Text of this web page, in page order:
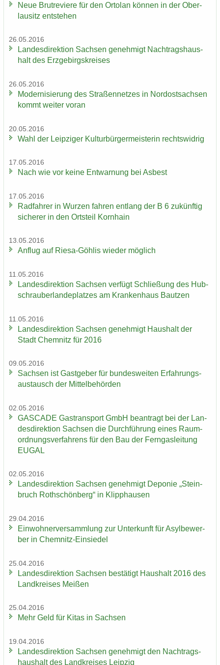
Neue Brut­re­vie­re für den Or­to­lan kön­nen in der Ober­
lau­sitz ent­ste­hen
26.05.2016
Lan­des­di­rek­ti­on Sach­sen ge­neh­migt Nach­trags­haus­
halt des Erz­ge­birgs­krei­ses
26.05.2016
Mo­der­ni­sie­rung des Stra­ßen­net­zes in Nord­ost­sach­sen
kommt wei­ter voran
20.05.2016
Wahl der Leip­zi­ger Kul­tur­bür­ger­meis­te­rin rechts­wid­rig
17.05.2016
Nach wie vor keine Ent­war­nung bei Asbest
17.05.2016
Rad­fah­rer in Wur­zen fah­ren ent­lang der B 6 zu­künf­tig
si­che­rer in den Orts­teil Korn­hain
13.05.2016
An­flug auf Riesa-​Göhlis wie­der mög­lich
11.05.2016
Lan­des­di­rek­ti­on Sach­sen ver­fügt Schlie­ßung des Hub­
schrau­ber­lan­de­plat­zes am Kran­ken­haus Baut­zen
11.05.2016
Lan­des­di­rek­ti­on Sach­sen ge­neh­migt Haus­halt der
Stadt Chem­nitz für 2016
09.05.2016
Sach­sen ist Gast­ge­ber für bun­des­wei­ten Er­fah­rungs­
aus­tausch der Mit­tel­be­hör­den
02.05.2016
GAS­CA­DE Gas­trans­port GmbH be­an­tragt bei der Lan­
des­di­rek­ti­on Sach­sen die Durch­füh­rung eines Raum­
ord­nungs­ver­fah­rens für den Bau der Fern­gas­lei­tung
EUGAL
02.05.2016
Lan­des­di­rek­ti­on Sach­sen ge­neh­migt De­po­nie „Stein­
bruch Roth­schön­berg“ in Klipp­hau­sen
29.04.2016
Ein­woh­ner­ver­samm­lung zur Un­ter­kunft für Asyl­be­wer­
ber in Chemnitz-​Einsiedel
25.04.2016
Lan­des­di­rek­ti­on Sach­sen be­stä­tigt Haus­halt 2016 des
Land­krei­ses Mei­ßen
25.04.2016
Mehr Geld für Kitas in Sach­sen
19.04.2016
Lan­des­di­rek­ti­on Sach­sen ge­neh­migt den Nach­trags­
haus­halt des Land­krei­ses Leip­zig